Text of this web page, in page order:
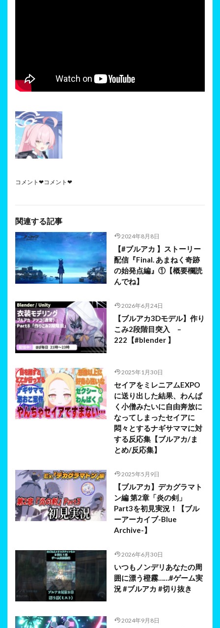
コメント❤コメント❤
関連する記事
2024年8月8日
【#ブルアカ 】ストーリー
配信『Final. あまねく奇跡
の始発点編』①【概要欄読
んでね】
2026年6月24日
【ブルアカ3Dモデル】作り
こみ2段階目突入 –
222【#blender 】
2025年1月30日
セイアをミレニアムEXPO
に送り出した結果、わんぱ
く小僧みたいに自由奔放に
なってしまったセイアに
悶々とするナギサママに対
する反応集【ブルアカ/ま
とめ/反応集】
2025年5月9日
【ブルアカ】デカグラマト
ン編 第2章「炎の剣」
Part3を初見実況！【ブル
ーアーカイブ-Blue
Archive-】
2026年6月30日
いつもノンデリあなたの周
囲に漂う橙霧……#ゲーム実
況 #ブルアカ #切り抜き
2024年9月8日